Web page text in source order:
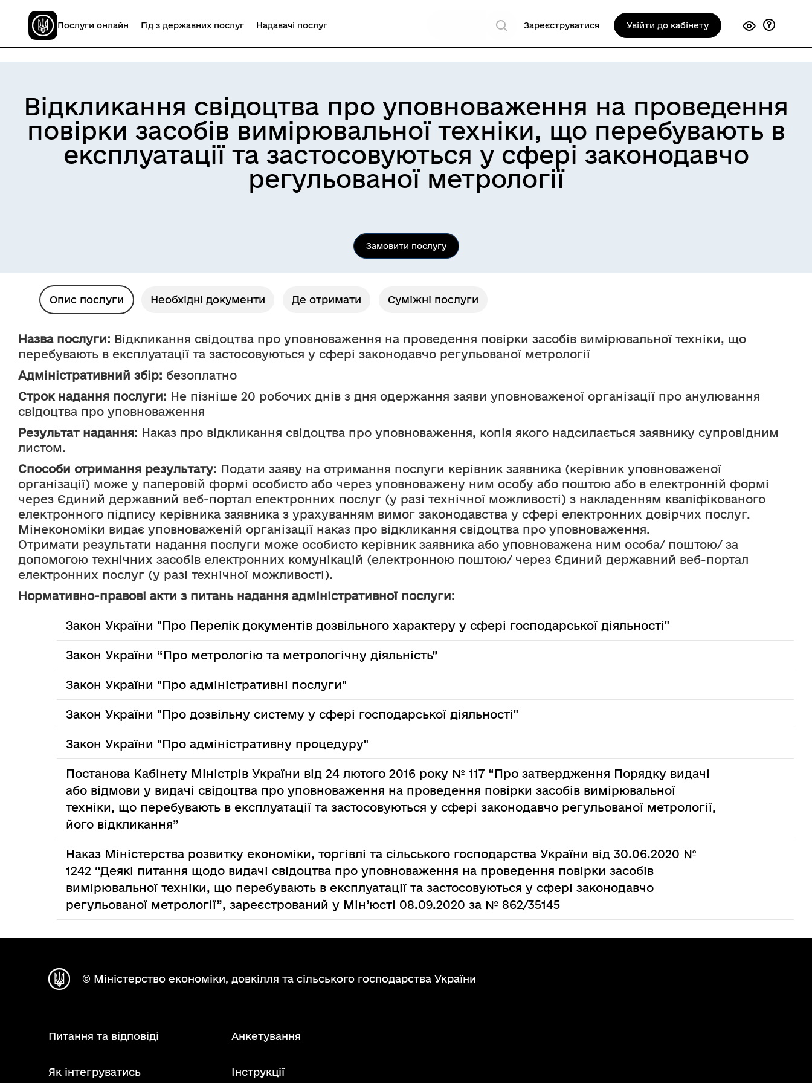
Послуги онлайн Гід з державних послуг Надавачі послуг Зареєструватися Увійти до кабінету
Відкликання свідоцтва про уповноваження на проведення
повірки засобів вимірювальної техніки, що перебувають в
експлуатації та застосовуються у сфері законодавчо
регульованої метрології
Замовити послугу
Опис послуги Необхідні документи Де отримати Суміжні послуги
Назва послуги: Відкликання свідоцтва про уповноваження на проведення повірки засобів вимірювальної техніки, що
перебувають в експлуатації та застосовуються у сфері законодавчо регульованої метрології
Адміністративний збір: безоплатно
Строк надання послуги: Не пізніше 20 робочих днів з дня одержання заяви уповноваженої організації про анулювання
свідоцтва про уповноваження
Результат надання: Наказ про відкликання свідоцтва про уповноваження, копія якого надсилається заявнику супровідним
листом.
Способи отримання результату: Подати заяву на отримання послуги керівник заявника (керівник уповноваженої
організації) може у паперовій формі особисто або через уповноважену ним особу або поштою або в електронній формі
через Єдиний державний веб-портал електронних послуг (у разі технічної можливості) з накладенням кваліфікованого
електронного підпису керівника заявника з урахуванням вимог законодавства у сфері електронних довірчих послуг.
Мінекономіки видає уповноваженій організації наказ про відкликання свідоцтва про уповноваження.
Отримати результати надання послуги може особисто керівник заявника або уповноважена ним особа/ поштою/ за
допомогою технічних засобів електронних комунікацій (електронною поштою/ через Єдиний державний веб-портал
електронних послуг (у разі технічної можливості).
Нормативно-правові акти з питань надання адміністративної послуги:
Закон України "Про Перелік документів дозвільного характеру у сфері господарської діяльності"
Закон України “Про метрологію та метрологічну діяльність”
Закон України "Про адміністративні послуги"
Закон України "Про дозвільну систему у сфері господарської діяльності"
Закон України "Про адміністративну процедуру"
Постанова Кабінету Міністрів України від 24 лютого 2016 року № 117 “Про затвердження Порядку видачі
або відмови у видачі свідоцтва про уповноваження на проведення повірки засобів вимірювальної
техніки, що перебувають в експлуатації та застосовуються у сфері законодавчо регульованої метрології,
його відкликання”
Наказ Міністерства розвитку економіки, торгівлі та сільського господарства України від 30.06.2020 №
1242 “Деякі питання щодо видачі свідоцтва про уповноваження на проведення повірки засобів
вимірювальної техніки, що перебувають в експлуатації та застосовуються у сфері законодавчо
регульованої метрології”, зареєстрований у Мін’юсті 08.09.2020 за № 862/35145
© Міністерство економіки, довкілля та сільського господарства України
Питання та відповіді
Як інтегруватись
Анкетування
Інструкції